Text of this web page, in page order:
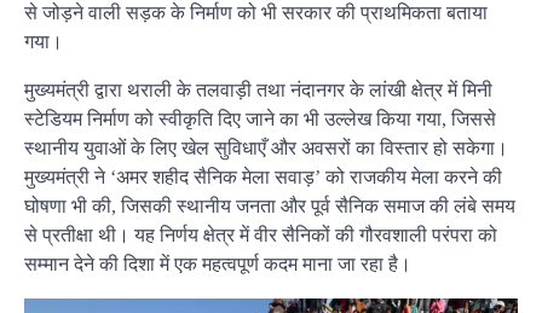
से जोड़ने वाली सड़क के निर्माण को भी सरकार की प्राथमिकता बताया
गया।
मुख्यमंत्री द्वारा थराली के तलवाड़ी तथा नंदानगर के लांखी क्षेत्र में मिनी
स्टेडियम निर्माण को स्वीकृति दिए जाने का भी उल्लेख किया गया, जिससे
स्थानीय युवाओं के लिए खेल सुविधाएँ और अवसरों का विस्तार हो सकेगा।
मुख्यमंत्री ने ‘अमर शहीद सैनिक मेला सवाड़’ को राजकीय मेला करने की
घोषणा भी की, जिसकी स्थानीय जनता और पूर्व सैनिक समाज की लंबे समय
से प्रतीक्षा थी। यह निर्णय क्षेत्र में वीर सैनिकों की गौरवशाली परंपरा को
सम्मान देने की दिशा में एक महत्वपूर्ण कदम माना जा रहा है।